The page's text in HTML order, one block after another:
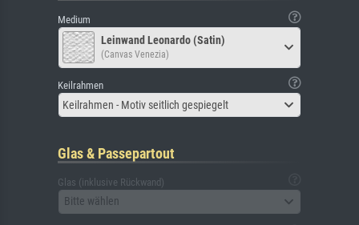
Medium
Leinwand Leonardo (Satin)
(Canvas Venezia)
Keilrahmen
Keilrahmen - Motiv seitlich gespiegelt
Glas & Passepartout
Glas (inklusive Rückwand)
Bitte wählen